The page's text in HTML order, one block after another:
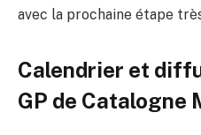
avec la prochaine étape
Calendrier et
GP de Catalogne